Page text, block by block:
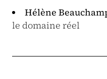
Hélène
le domaine réel